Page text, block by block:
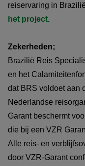
reiservaring in
het project.
Zekerheden;
Brazilië Reis
en het
dat BRS voldoet aan
Nederlandse
Garant beschermt
die bij een VZR
Alle reis- en
door VZR-Garant